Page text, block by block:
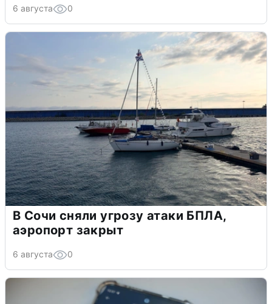
6 августа 0
В Сочи сняли угрозу атаки БПЛА,
аэропорт закрыт
6 августа 0